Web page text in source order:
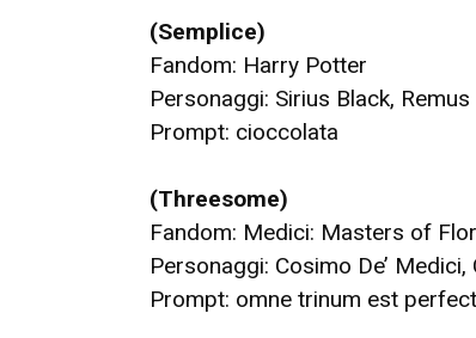
(Semplice)
Fandom: Harry Potter
Personaggi: Sirius Black,
Prompt: cioccolata
(Threesome)
Fandom: Medici: Masters of
Personaggi: Cosimo De’
Prompt: omne trinum est